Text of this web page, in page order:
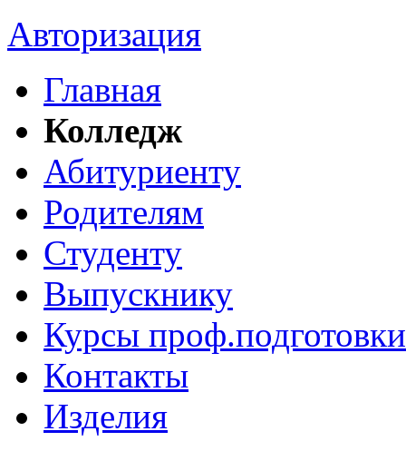
Авторизация
Главная
Колледж
Абитуриенту
Родителям
Студенту
Выпускнику
Курсы проф.подготовки
Контакты
Изделия